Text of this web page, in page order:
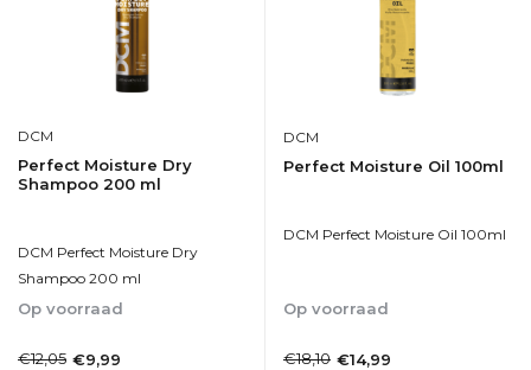
DCM
Perfect Moisture Dry
Shampoo 200 ml
DCM Perfect Moisture Dry
Shampoo 200 ml
Op voorraad
€12,05 €9,99
DCM
Perfect Moisture Oil 100ml
DCM Perfect Moisture Oil 100ml
Op voorraad
€18,10 €14,99